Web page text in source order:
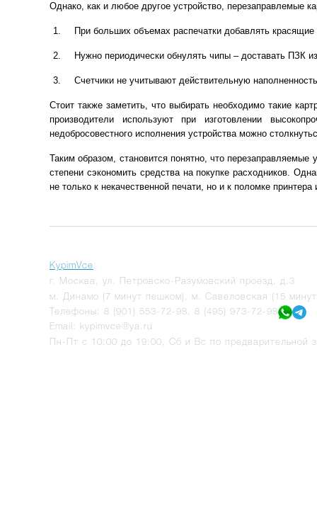
Однако, как и любое другое устройство, перезаправлемые
При больших объемах распечатки добавлять
Нужно периодически обнулять чипы – доставать ПЗК
Счетчики не учитывают действительную
Стоит также заметить, что выбирать необходимо такие
производители используют при изготовлении
недобросовестного исполнения устройства можно
Таким образом, становится понятно, что
степени сэкономить средства на покупке расходников.
не только к некачественной печати, но и к поломке
KypimVce:
г.
Москва
ул. Петровско-Разумовский проезд, д.3
м. Динамо (7 минут пешком), м. Савеловская (15
Телефоны: 8 (901) 553-72-98
8 (495) 973-72-98
Email: kypimvce@ya.ru
Пн-Пт с 10:00 до 19:00, Сб и Вс по предварительной